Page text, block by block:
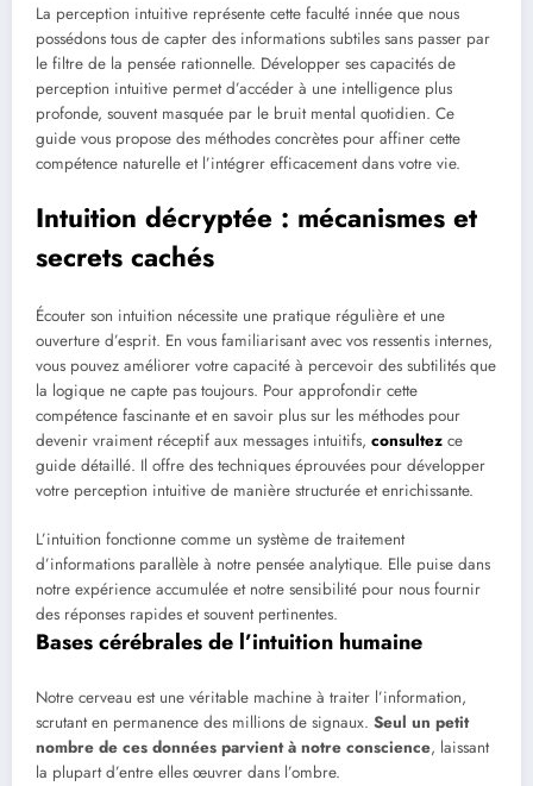
La perception intuitive représente cette faculté innée que nous
possédons tous de capter des informations subtiles sans passer par
le filtre de la pensée rationnelle. Développer ses capacités de
perception intuitive permet d’accéder à une intelligence plus
profonde, souvent masquée par le bruit mental quotidien. Ce
guide vous propose des méthodes concrètes pour affiner cette
compétence naturelle et l’intégrer efficacement dans votre vie.
Intuition décryptée : mécanismes et
secrets cachés
Écouter son intuition nécessite une pratique régulière et une
ouverture d’esprit. En vous familiarisant avec vos ressentis internes,
vous pouvez améliorer votre capacité à percevoir des subtilités que
la logique ne capte pas toujours. Pour approfondir cette
compétence fascinante et en savoir plus sur les méthodes pour
devenir vraiment réceptif aux messages intuitifs, consultez ce
guide détaillé. Il offre des techniques éprouvées pour développer
votre perception intuitive de manière structurée et enrichissante.
L’intuition fonctionne comme un système de traitement
d’informations parallèle à notre pensée analytique. Elle puise dans
notre expérience accumulée et notre sensibilité pour nous fournir
des réponses rapides et souvent pertinentes.
Bases cérébrales de l’intuition humaine
Notre cerveau est une véritable machine à traiter l’information,
scrutant en permanence des millions de signaux. Seul un petit
nombre de ces données parvient à notre conscience, laissant
la plupart d’entre elles œuvrer dans l’ombre.